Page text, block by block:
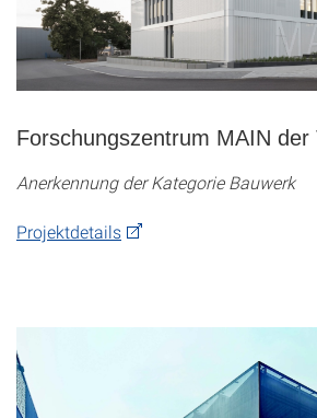
Forschungszentrum MAIN der
Anerkennung der Kategorie Bauwerk
Projektdetails